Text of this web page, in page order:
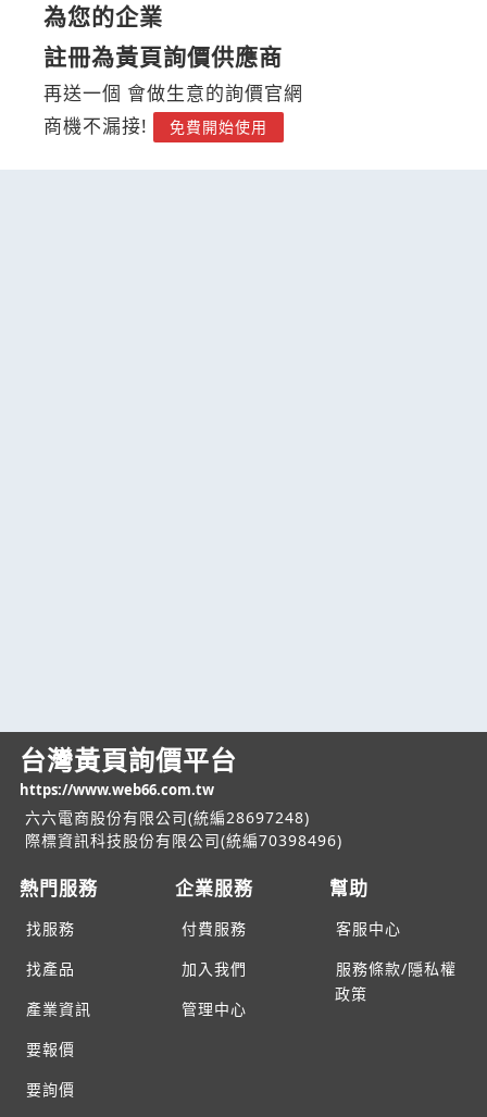
為您的企業
註冊為黃頁詢價供應商
再送一個 會做生意的詢價官網
商機不漏接!
免費開始使用
台灣黃頁詢價平台
https://www.web66.com.tw
六六電商股份有限公司(統編28697248)
際標資訊科技股份有限公司(統編70398496)
熱門服務
找服務
找產品
產業資訊
要報價
要詢價
企業服務
付費服務
加入我們
管理中心
幫助
客服中心
服務條款/隱私權
政策